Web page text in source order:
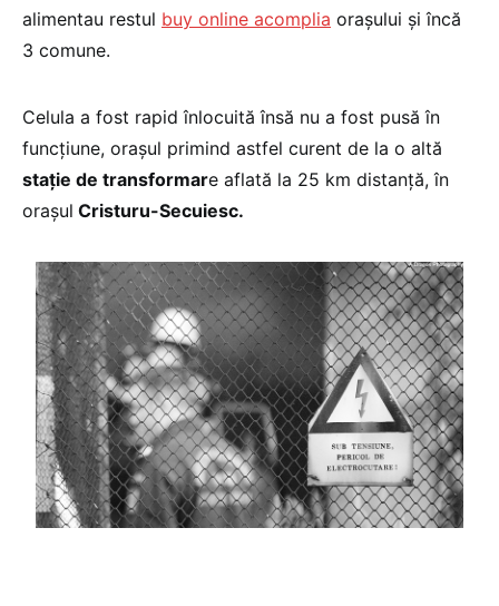
alimentau restul buy online acomplia oraşului şi încă
3 comune.
Celula a fost rapid înlocuită însă nu a fost pusă în
funcţiune, oraşul primind astfel curent de la o altă
staţie de transformare aflată la 25 km distanţă, în
oraşul Cristuru-Secuiesc.